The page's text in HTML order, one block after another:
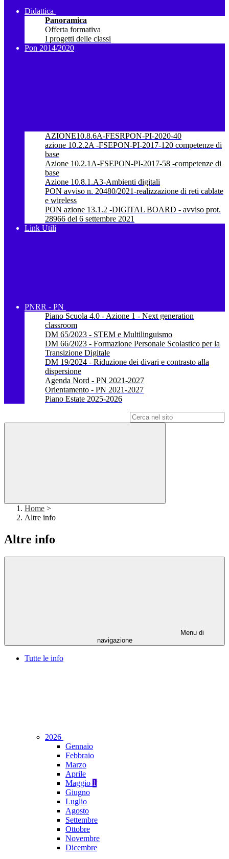
Didattica
Panoramica
Offerta formativa
I progetti delle classi
Pon 2014/2020
AZIONE10.8.6A-FESRPON-PI-2020-40
azione 10.2.2A -FSEPON-PI-2017-120 competenze di
base
Azione 10.2.1A-FSEPON-PI-2017-58 -competenze di
base
Azione 10.8.1.A3-Ambienti digitali
PON avviso n. 20480/2021-realizzazione di reti cablate
e wireless
PON azione 13.1.2 -DIGITAL BOARD - avviso prot.
28966 del 6 settembre 2021
Link Utili
PNRR - PN
Piano Scuola 4.0 - Azione 1 - Next generation
classroom
DM 65/2023 - STEM e Multilinguismo
DM 66/2023 - Formazione Personale Scolastico per la
Transizione Digitale
DM 19/2024 - Riduzione dei divari e contrasto alla
dispersione
Agenda Nord - PN 2021-2027
Orientamento - PN 2021-2027
Piano Estate 2025-2026
Home >
Altre info
Altre info
Menu di
navigazione
Tutte le info
2026
Gennaio
Febbraio
Marzo
Aprile
Maggio 1
Giugno
Luglio
Agosto
Settembre
Ottobre
Novembre
Dicembre